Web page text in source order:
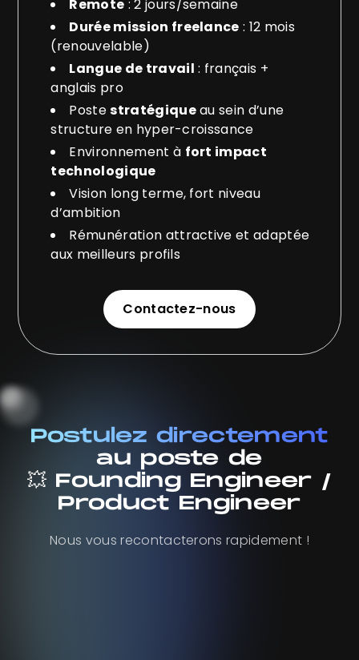
Remote : 2 jours/semaine
Durée mission freelance : 12 mois
(renouvelable)
Langue de travail : français +
anglais pro
Postestratégiqueau sein d’une
structure en hyper-croissance
Environnement à fort impact
technologique
Vision long terme, fort niveau
d’ambition
Rémunération attractive et adaptée
aux meilleurs profils
Contactez-nous
Contactez-nous
Postulez directement
au poste de
💥 Founding Engineer /
Product Engineer
Nous vous recontacterons rapidement !